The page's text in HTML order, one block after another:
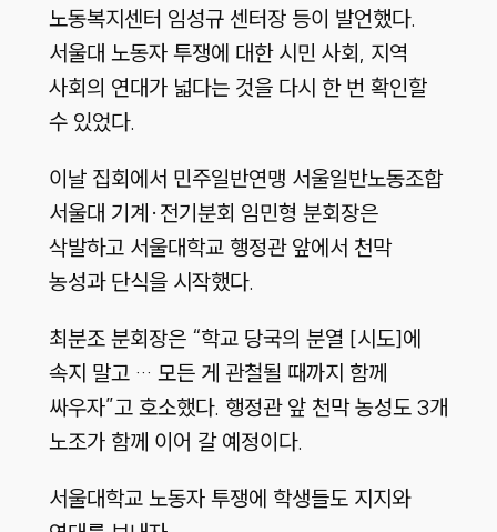
노동복지센터 임성규 센터장 등이 발언했다.
서울대 노동자 투쟁에 대한 시민 사회, 지역
사회의 연대가 넓다는 것을 다시 한 번 확인할
수 있었다.
이날 집회에서 민주일반연맹 서울일반노동조합
서울대 기계·전기분회 임민형 분회장은
삭발하고 서울대학교 행정관 앞에서 천막
농성과 단식을 시작했다.
최분조 분회장은 “학교 당국의 분열 [시도]에
속지 말고 … 모든 게 관철될 때까지 함께
싸우자”고 호소했다. 행정관 앞 천막 농성도 3개
노조가 함께 이어 갈 예정이다.
서울대학교 노동자 투쟁에 학생들도 지지와